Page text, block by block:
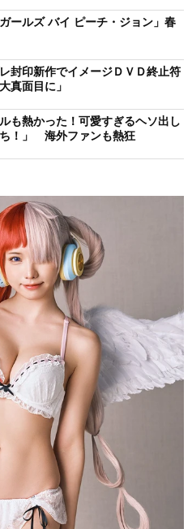
ールズ バイ ピーチ・ジョン」春
封印新作でイメージＤＶＤ終止符
真面目に」
も熱かった！可愛すぎるヘソ出し
！」 海外ファンも熱狂